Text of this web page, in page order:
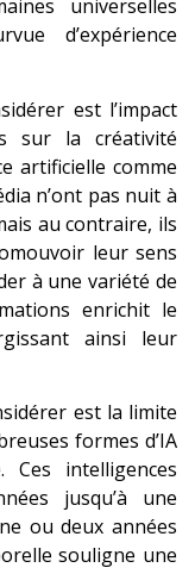
universelles
d’expérience
est l’impact
sur la créativité
artificielle comme
n’ont pas nuit à
au contraire, ils
leur sens
à une variété de
enrichit le
ainsi leur
est la limite
formes d’IA
intelligences
jusqu’à une
ou deux années
souligne une